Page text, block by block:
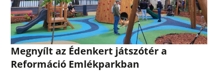
Megnyílt az Édenkert játszótér a
Reformáció Emlékparkban